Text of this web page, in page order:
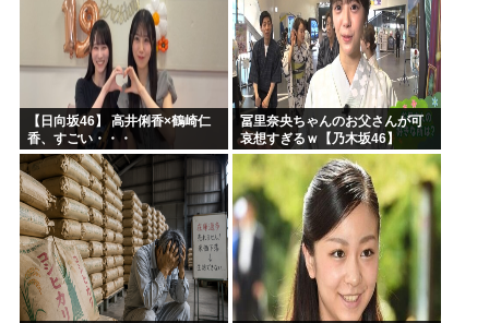
【日向坂46】 高井俐香×鶴崎仁
香、すごい・・・
冨里奈央ちゃんのお父さんが可
哀想すぎるｗ【乃木坂46】